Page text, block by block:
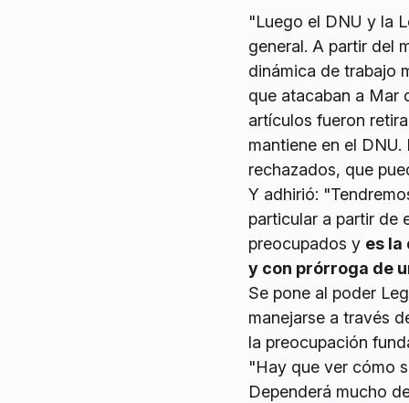
"Luego el DNU y la
general. A partir del
dinámica de trabajo
que atacaban a Mar
artículos fueron
mantiene en el
rechazados, que
Y adhirió:
particular a partir de
preocupados y es la
y con prórroga de
Se pone al poder
manejarse a través
la preocupación
"Hay que ver cómo
Dependerá mucho